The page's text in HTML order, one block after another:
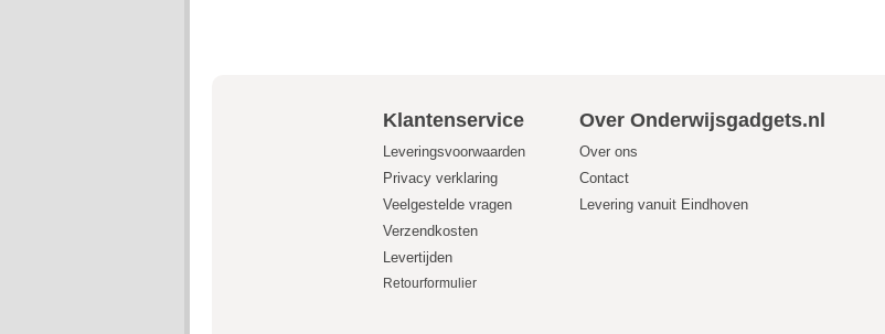
Klantenservice Over Onderwijsgadgets.nl
Leveringsvoorwaarden Over ons
Privacy verklaring
Contact
Veelgestelde vragen
Levering vanuit Eindhoven
Verzendkosten
Levertijden
Retourformulier